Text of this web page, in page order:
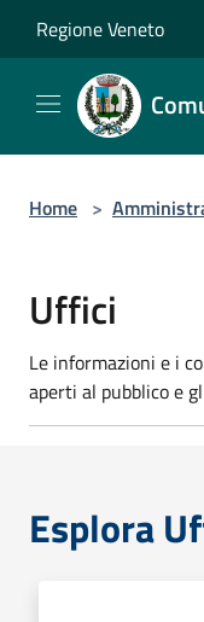
Regione Veneto
Home >
Uffici
Le informazioni e i
aperti al pubblico e
Esplora